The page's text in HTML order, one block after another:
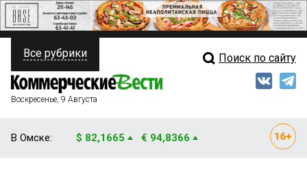
ПОЛИТИКА
ФИНАНСЫ
Свежий выпуск
Все рубрики Поиск по сайту
Воскресенье, 9 Августа
В Омске: $ 82,1665 € 94,8366